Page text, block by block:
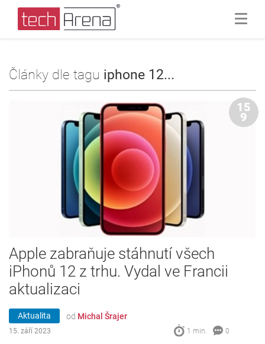
Články dle tagu iphone 12...
Apple zabraňuje stáhnutí všech
iPhonů 12 z trhu. Vydal ve Francii
aktualizaci
Aktualita od Michal Šrajer
15. září 2023 1 min. 0
15
9